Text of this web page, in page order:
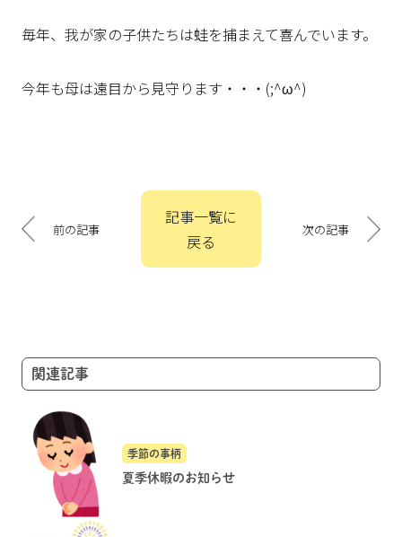
毎年、我が家の子供たちは蛙を捕まえて喜んでいます。
今年も母は遠目から見守ります・・・(;^ω^)
稿
ナ
ョ
ン
前の記事
記事一覧に
戻る
次の記事
関連記事
季節の事柄
夏季休暇のお知らせ